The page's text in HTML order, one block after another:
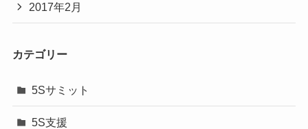
2017年2月
カテゴリー
5Sサミット
5S支援